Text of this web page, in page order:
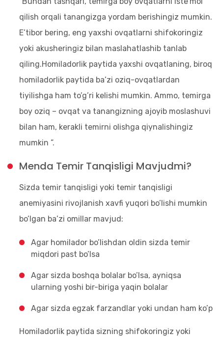
qilish orqali tanangizga yordam berishingiz mumkin.
E’tibor bering, eng yaxshi ovqatlarni shifokoringiz
yoki akusheringiz bilan maslahatlashib tanlab
qiling.Homiladorlik paytida yaxshi ovqatlaning, biroq
homiladorlik paytida ba’zi oziq-ovqatlardan
tiyilishga ham to’g’ri kelishi mumkin. Ammo, temirga
boy oziq – ovqat va tanangizning ajoyib moslashuvi
bilan ham, kerakli temirni olishga qiynalishingiz
mumkin ”.
Menda Temir Tanqisligi Mavjudmi?
Sizda temir tanqisligi yoki temir tanqisligi
anemiyasini rivojlanish xavfi yuqori bo’lishi mumkin
bo’lgan ba’zi omillar mavjud:
Agar homilador bo’lishdan oldin sizda temir
miqdori past bo’lsa
Agar sizda boshqa bolalar bo’lsa, ayniqsa
ularning yoshi bir-biriga yaqin bolalar
Agar sizda egzak farzandlar yoki undan ham ko’p
Homiladorlik paytida sizning shifokoringiz yoki